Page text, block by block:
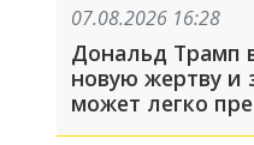
07.08.2026 16:28
Дональд Трамп
новую жертву и
может легко
Швейцарию из